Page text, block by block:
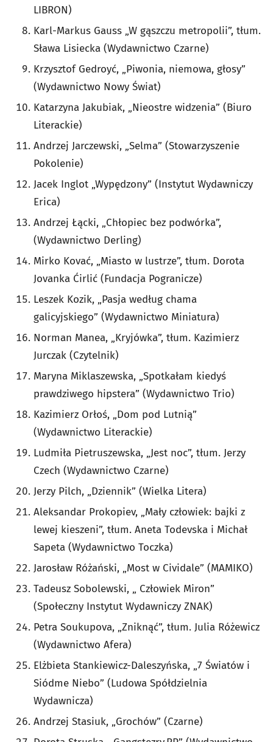
LIBRON)
Karl-Markus Gauss „W gąszczu metropolii”, tłum.
Sława Lisiecka (Wydawnictwo Czarne)
Krzysztof Gedroyć, „Piwonia, niemowa, głosy”
(Wydawnictwo Nowy Świat)
Katarzyna Jakubiak, „Nieostre widzenia” (Biuro
Literackie)
Andrzej Jarczewski, „Selma” (Stowarzyszenie
Pokolenie)
Jacek Inglot „Wypędzony” (Instytut Wydawniczy
Erica)
Andrzej Łącki, „Chłopiec bez podwórka”,
(Wydawnictwo Derling)
Mirko Kovać, „Miasto w lustrze”, tłum. Dorota
Jovanka Ćirlić (Fundacja Pogranicze)
Leszek Kozik, „Pasja według chama
galicyjskiego” (Wydawnictwo Miniatura)
Norman Manea, „Kryjówka”, tłum. Kazimierz
Jurczak (Czytelnik)
Maryna Miklaszewska, „Spotkałam kiedyś
prawdziwego hipstera” (Wydawnictwo Trio)
Kazimierz Orłoś, „Dom pod Lutnią”
(Wydawnictwo Literackie)
Ludmiła Pietruszewska, „Jest noc”, tłum. Jerzy
Czech (Wydawnictwo Czarne)
Jerzy Pilch, „Dziennik” (Wielka Litera)
Aleksandar Prokopiev, „Mały człowiek: bajki z
lewej kieszeni”, tłum. Aneta Todevska i Michał
Sapeta (Wydawnictwo Toczka)
Jarosław Różański, „Most w Cividale” (MAMIKO)
Tadeusz Sobolewski, „ Człowiek Miron”
(Społeczny Instytut Wydawniczy ZNAK)
Petra Soukupova, „Zniknąć”, tłum. Julia Różewicz
(Wydawnictwo Afera)
Elżbieta Stankiewicz-Daleszyńska, „7 Światów i
Siódme Niebo” (Ludowa Spółdzielnia
Wydawnicza)
Andrzej Stasiuk, „Grochów” (Czarne)